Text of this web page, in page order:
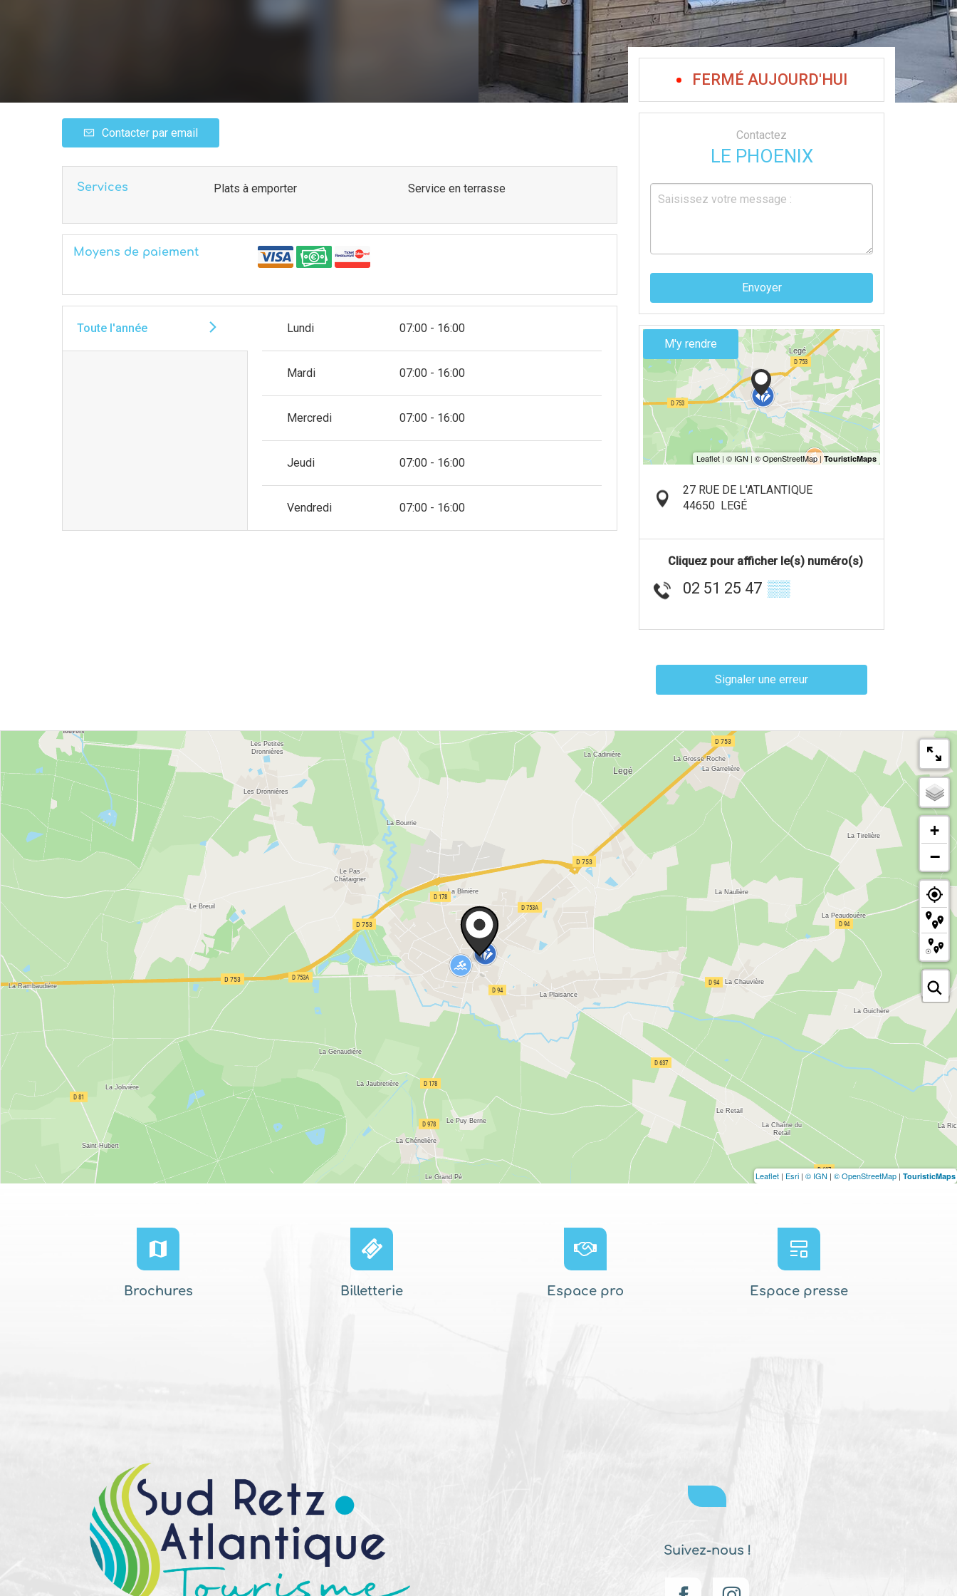
Contacter par email
Services Plats à emporter Service en terrasse
Moyens de paiement
Toute l'année Lundi 07:00 - 16:00
Mardi 07:00 - 16:00
Mercredi 07:00 - 16:00
Jeudi 07:00 - 16:00
Vendredi 07:00 - 16:00
FERMÉ AUJOURD'HUI
Contactez
LE PHOENIX
Envoyer
M'y rendre
27 RUE DE L'ATLANTIQUE
44650 LEGÉ
Cliquez pour afficher le(s) numéro(s)
02 51 25 47 ▒▒
Signaler une erreur
+
−
Leaflet | Esri | © IGN | © OpenStreetMap | TouristicMaps
Brochures Billetterie Espace pro Espace presse
Suivez-nous !